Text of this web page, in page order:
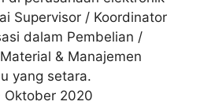
Supervisor / Koordinator
dalam Pembelian /
& Manajemen
yang setara.
Oktober 2020